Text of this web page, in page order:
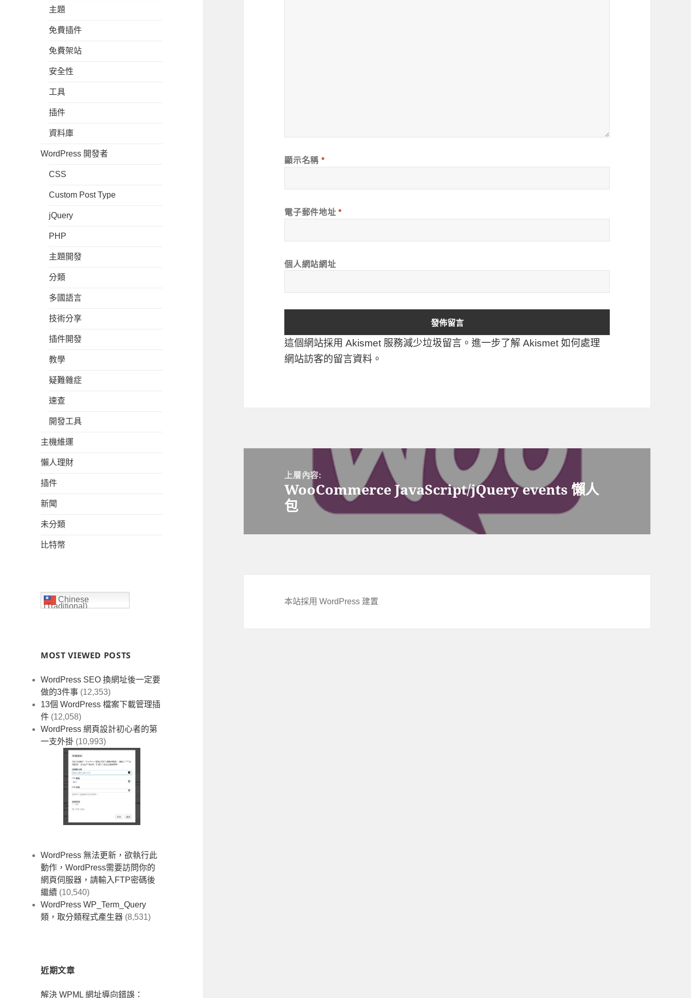
主題
免費插件
免費架站
安全性
工具
插件
資料庫
WordPress 開發者
CSS
Custom Post Type
jQuery
PHP
主題開發
分類
多國語言
技術分享
插件開發
教學
疑難雜症
速查
開發工具
主機維運
懶人理財
插件
新聞
未分類
比特幣
Chinese
(Traditional)
MOST VIEWED POSTS
WordPress SEO 換網址後一定要
做的3件事 (12,353)
13個 WordPress 檔案下載管理插
件 (12,058)
WordPress 網頁設計初心者的第
一支外掛 (10,993)
WordPress 無法更新，欲執行此
動作，WordPress需要訪問你的
網頁伺服器，請輸入FTP密碼後
繼續 (10,540)
WordPress WP_Term_Query
類，取分類程式產生器 (8,531)
近期文章
解決 WPML 網址導向錯誤：
顯示名稱 *
電子郵件地址 *
個人網站網址
這個網站採用 Akismet 服務減少垃圾留言。進一步了解 Akismet 如何處理
網站訪客的留言資料 。
上層內容:
WooCommerce JavaScript/jQuery events 懶人
包
本站採用 WordPress 建置